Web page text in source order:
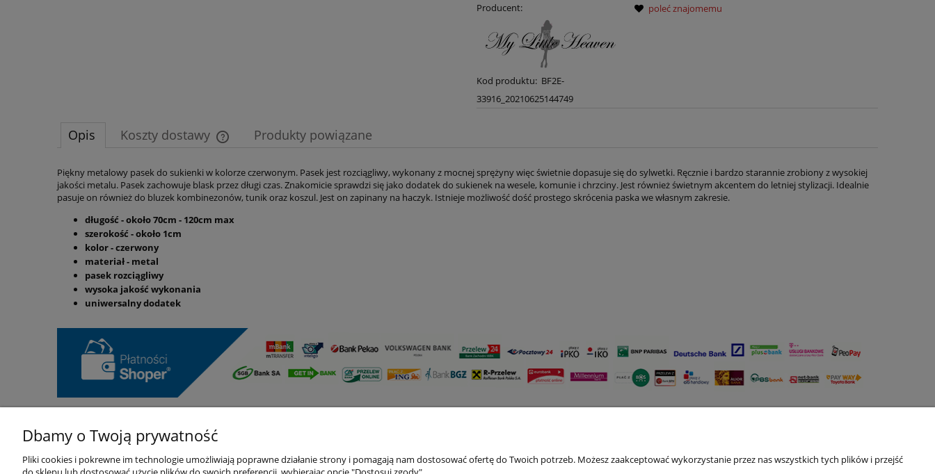
Producent:
Kod produktu: BF2E-
33916_20210625144749
poleć znajomemu
Opis Koszty dostawy
Cena nie zawiera ewentualnych kosztów
płatności
Produkty powiązane
Piękny metalowy pasek do sukienki w kolorze czerwonym. Pasek jest rozciągliwy, wykonany z mocnej sprężyny więc świetnie dopasuje się do sylwetki. Ręcznie i bardzo starannie zrobiony z wysokiej
jakości metalu. Pasek zachowuje blask przez długi czas. Znakomicie sprawdzi się jako dodatek do sukienek na wesele, komunie i chrzciny. Jest również świetnym akcentem do letniej stylizacji. Idealnie
pasuje on również do bluzek kombinezonów, tunik oraz koszul. Jest on zapinany na haczyk. Istnieje możliwość dość prostego skrócenia paska we własnym zakresie.
długość - około 70cm - 120cm max
szerokość - około 1cm
kolor - czerwony
materiał - metal
pasek rozciągliwy
wysoka jakość wykonania
uniwersalny dodatek
Warunki zakupów Moje konto Płatności i dostawa Informacje O nas
Dbamy o Twoją prywatność
Pliki cookies i pokrewne im technologie umożliwiają poprawne działanie strony i pomagają nam dostosować ofertę do Twoich potrzeb. Możesz zaakceptować wykorzystanie przez nas wszystkich tych plików i przejść